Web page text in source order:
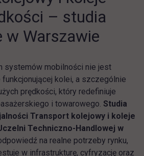
– studia
w Warszawie
systemów mobilności nie jest
kolei, a szczególnie
prędkości, który redefiniuje
i towarowego. Studia
Transport kolejowy i koleje
Techniczno-Handlowej w
na realne potrzeby rynku,
w infrastrukturę, cyfryzację oraz